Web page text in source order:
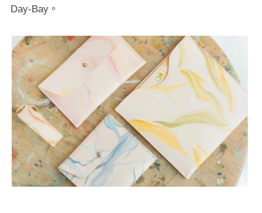
Day-Bay。